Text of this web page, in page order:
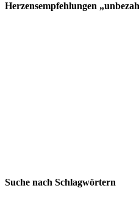
Herzensempfehlungen
Suche nach Schlagwörtern